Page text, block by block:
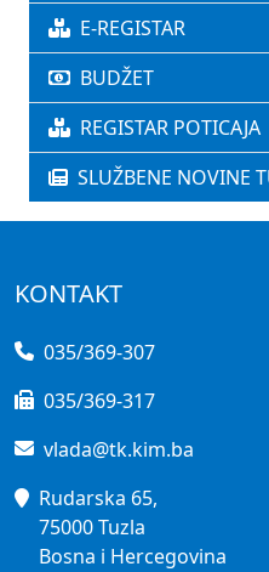
E-REGISTAR
BUDŽET
REGISTAR POTICAJA
SLUŽBENE NOVINE
KONTAKT
035/369-307
035/369-317
vlada@tk.kim.ba
Rudarska 65,
75000 Tuzla
Bosna i Hercegovina